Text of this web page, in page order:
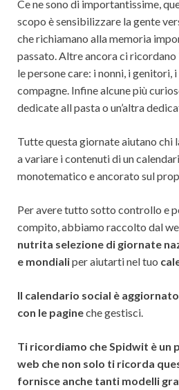
Ce ne sono di importantissime,
scopo è sensibilizzare la gente
che richiamano alla memoria
passato. Altre ancora ci
le persone care: i nonni, i genitori,
compagne. Infine alcune più
dedicate all pasta o un’altra
Tutte questa giornate aiutano chi
a variare i contenuti di un
monotematico e ancorato sul
Per avere tutto sotto controllo e
compito, abbiamo raccolto dal
nutrita selezione di giornate
e mondialiper aiutarti nel tuo
Il calendario social è
con le pagineche gestisci.
Ti ricordiamo che Spidwit è
web che non solo ti ricorda
fornisce anche tanti modelli